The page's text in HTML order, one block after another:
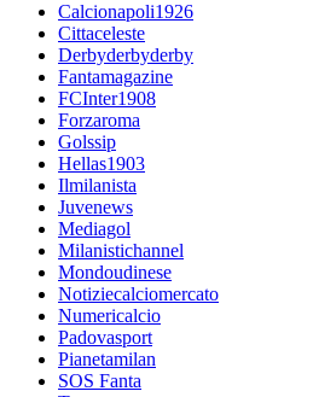
Calcionapoli1926
Cittaceleste
Derbyderbyderby
Fantamagazine
FCInter1908
Forzaroma
Golssip
Hellas1903
Ilmilanista
Juvenews
Mediagol
Milanistichannel
Mondoudinese
Notiziecalciomercato
Numericalcio
Padovasport
Pianetamilan
SOS Fanta